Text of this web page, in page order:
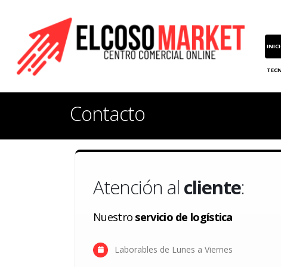
Contacto
Atención al cliente:
Nuestro servicio de logística
Laborables de Lunes a Viernes